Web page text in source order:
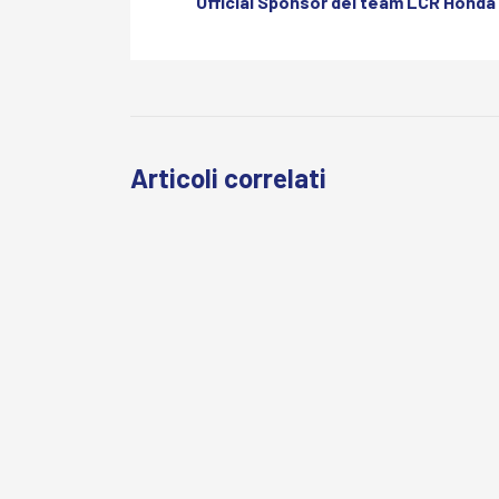
Articoli correlati